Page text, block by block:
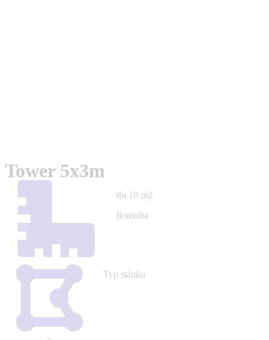
Tower 5x3m
do 10 m2
Rozloha
Typ stánku